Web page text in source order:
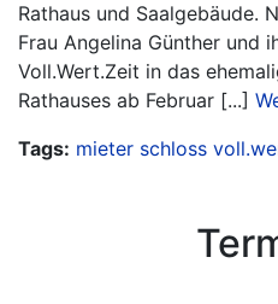
Rathaus und Saalgebäude.
Frau Angelina Günther und
Voll.Wert.Zeit in das
Rathauses ab Februar [...]
Tags: mieter schloss